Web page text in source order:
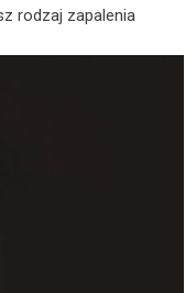
rodzaj zapalenia